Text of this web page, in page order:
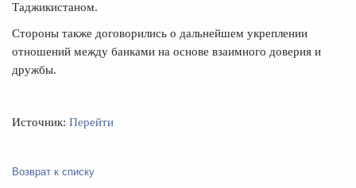
Таджикистаном.
Стороны также договорились о дальнейшем укреплении
отношений между банками на основе взаимного доверия и
дружбы.
Источник: Перейти
Возврат к списку